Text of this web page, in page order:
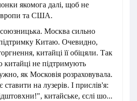
якомога далі, щоб не
та США.
Москва сильно
Китаю. Очевидно,
китайці її обіцяли. Так
не підтримують
як Московія розраховувала.
на лузерів. І прислів'я:
китайське, єслі шо...